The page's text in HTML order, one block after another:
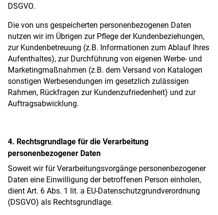
DSGVO.
Die von uns gespeicherten personenbezogenen Daten
nutzen wir im Übrigen zur Pflege der Kundenbeziehungen,
zur Kundenbetreuung (z.B. Informationen zum Ablauf Ihres
Aufenthaltes), zur Durchführung von eigenen Werbe- und
Marketingmaßnahmen (z.B. dem Versand von Katalogen
sonstigen Werbesendungen im gesetzlich zulässigen
Rahmen, Rückfragen zur Kundenzufriedenheit) und zur
Auftragsabwicklung.
4. Rechtsgrundlage für die Verarbeitung
personenbezogener Daten
Soweit wir für Verarbeitungsvorgänge personenbezogener
Daten eine Einwilligung der betroffenen Person einholen,
dient Art. 6 Abs. 1 lit. a EU-Datenschutzgrundverordnung
(DSGVO) als Rechtsgrundlage.